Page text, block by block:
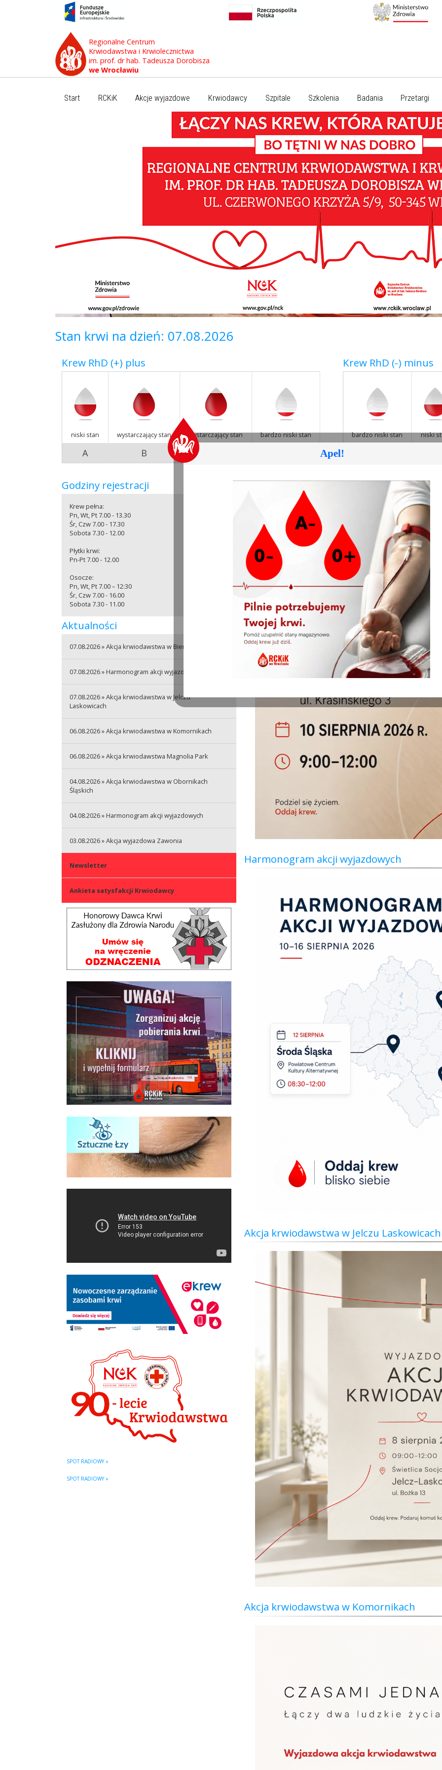
Regionalne Centrum
Krwiodawstwa i Krwiolecznictwa
im. prof. dr hab. Tadeusza Dorobisza
we Wrocławiu
Start RCKiK Akcje wyjazdowe Krwiodawcy Szpitale Szkolenia Badania Przetargi
Stan krwi na dzień: 07.08.2026
Krew RhD (+) plus
niski stan wystarczający stan wystarczający stan bardzo niski stan
A B
Krew RhD (-) minus
bardzo niski stan niski
Apel!
Godziny rejestracji
Krew pełna:
Pn, Wt, Pt 7.00 - 13.30
Śr, Czw 7.00 - 17.30
Sobota 7.30 - 12.00
Płytki krwi:
Pn-Pt 7.00 - 12.00
Osocze:
Pn, Wt, Pt 7.00 – 12:30
Śr, Czw 7.00 - 16.00
Sobota 7.30 - 11.00
Aktualności
07.08.2026 » Akcja krwiodawstwa w Bierutowie
07.08.2026 » Harmonogram akcji wyjazdowych
07.08.2026 » Akcja krwiodawstwa w Jelczu
Laskowicach
06.08.2026 » Akcja krwiodawstwa w Komornikach
06.08.2026 » Akcja krwiodawstwa Magnolia Park
04.08.2026 » Akcja krwiodawstwa w Obornikach
Śląskich
04.08.2026 » Harmonogram akcji wyjazdowych
03.08.2026 » Akcja wyjazdowa Zawonia
Newsletter
Ankieta satysfakcji Krwiodawcy
SPOT RADIOWY »
SPOT RADIOWY »
Akcja krwiodawstwa w Bierutowie
Harmonogram akcji wyjazdowych
Akcja krwiodawstwa w Jelczu Laskowicach
Akcja krwiodawstwa w Komornikach